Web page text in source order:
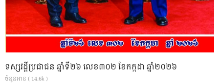
ទស្សវដ្តីប្រជាជន ឆ្នាំទី២៦ លេខ៣០២ ខែកក្កដា ឆ្នាំ២០២៦
ចំនួនអាន ( 14.6k )